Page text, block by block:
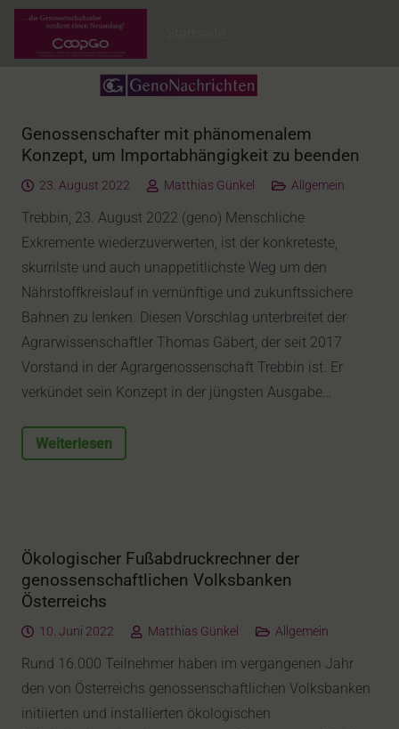
Genossenschafter mit phänomenalem
Konzept, um Importabhängigkeit zu beenden
23. August 2022 Matthias Günkel Allgemein
Trebbin, 23. August 2022 (geno) Menschliche
Exkremente wiederzuverwerten, ist der konkreteste,
skurrilste und auch unappetitlichste Weg um den
Nährstoffkreislauf in vernünftige und zukunftssichere
Bahnen zu lenken. Diesen Vorschlag unterbreitet der
Agrarwissenschaftler Thomas Gäbert, der seit 2017
Vorstand in der Agrargenossenschaft Trebbin ist. Er
verkündet sein Konzept in der jüngsten Ausgabe…
Weiterlesen
Ökologischer Fußabdruckrechner der
genossenschaftlichen Volksbanken
Österreichs
10. Juni 2022 Matthias Günkel Allgemein
Rund 16.000 Teilnehmer haben im vergangenen Jahr
den von Österreichs genossenschaftlichen Volksbanken
initiierten und installierten ökologischen